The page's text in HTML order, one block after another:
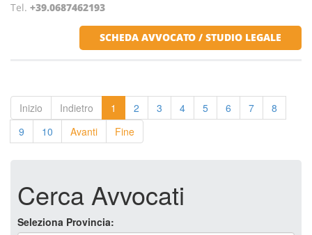
Tel. +39.0687462193
SCHEDA AVVOCATO / STUDIO LEGALE
Inizio Indietro 1 2 3 4 5 6 7
8
9
10 Avanti Fine
Cerca Avvocati
Seleziona Provincia: